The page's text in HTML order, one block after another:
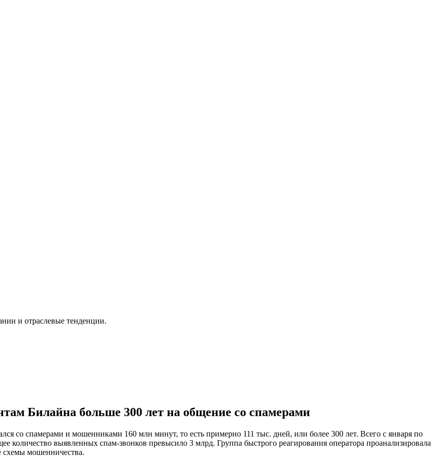
и отраслевые тенденции.
Билайна больше 300 лет на общение со спамерами
со спамерами и мошенниками 160 млн минут, то есть примерно 111 тыс. дней, или более 300 лет. Всего с января по
количество выявленных спам-звонков превысило 3 млрд. Группа быстрого реагирования оператора проанализировала
схемы мошенничества.